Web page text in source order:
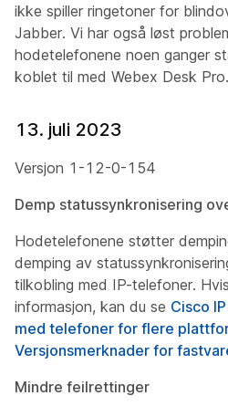
ikke spiller ringetoner for
Jabber. Vi har også løst
hodetelefonene noen ganger
koblet til med Webex Desk Pro.
13. juli 2023
Versjon 1-12-0-154
Demp statussynkronisering
Hodetelefonene støtter
demping av
tilkobling med IP-telefoner.
informasjon, kan du se Cisco
med telefoner for flere
Versjonsmerknader for
Mindre feilrettinger